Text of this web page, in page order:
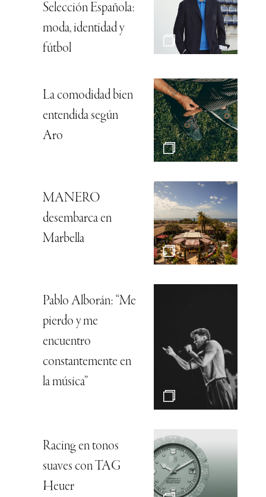
Selección Española:
moda, identidad y
fútbol
La comodidad bien
entendida según
Aro
MANERO
desembarca en
Marbella
Pablo Alborán: “Me
pierdo y me
encuentro
constantemente en
la música”
Racing en tonos
suaves con TAG
Heuer